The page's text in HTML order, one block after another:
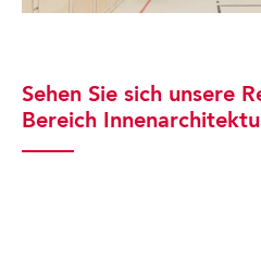
Sehen Sie sich unsere
Bereich